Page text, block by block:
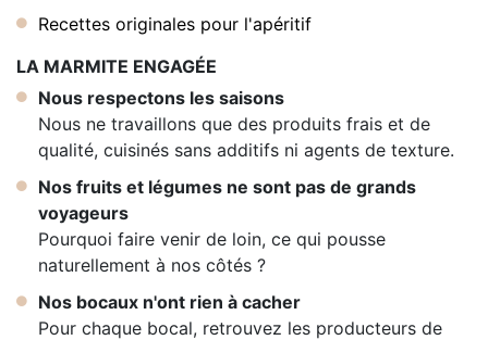
Recettes originales pour l'apéritif
LA MARMITE ENGAGÉE
Nous respectons les saisons
Nous ne travaillons que des produits frais et de
qualité, cuisinés sans additifs ni agents de texture.
Nos fruits et légumes ne sont pas de grands
voyageurs
Pourquoi faire venir de loin, ce qui pousse
naturellement à nos côtés ?
Nos bocaux n'ont rien à cacher
Pour chaque bocal, retrouvez les producteurs de